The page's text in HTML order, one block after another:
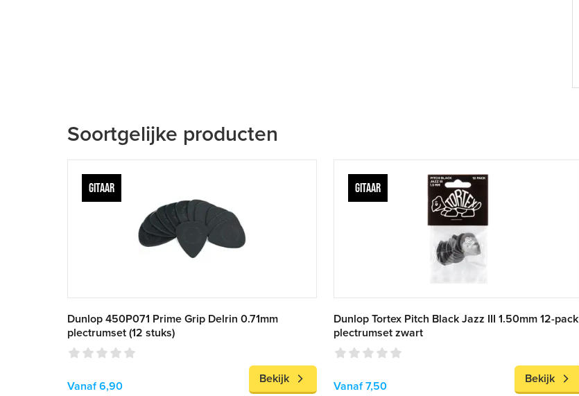
Soortgelijke producten
GITAAR
Dunlop 450P071 Prime Grip Delrin 0.71mm
plectrumset (12 stuks)
Vanaf 6,90
Bekijk
GITAAR
Dunlop Tortex Pitch Black Jazz III 1.50mm 12-pack
plectrumset zwart
Vanaf 7,50
Bekijk